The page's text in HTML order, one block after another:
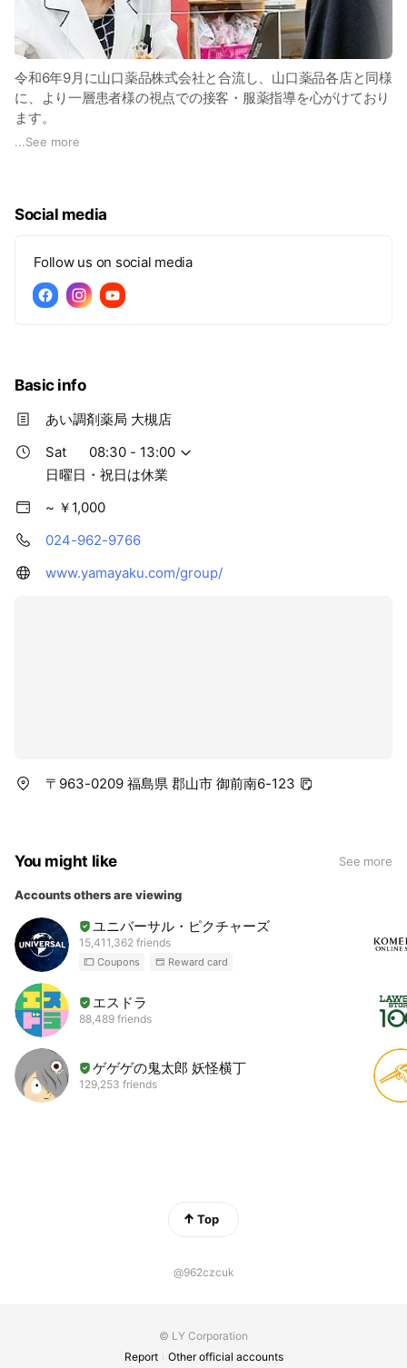
令和6年9月に山口薬品株式会社と合流し、山口薬品各店と同様
に、より一層患者様の視点での接客・服薬指導を心がけており
ます。
地域の「一番身近なかかりつけ薬局」として頼りになる薬局を
...See more
Social media
Follow us on social media
Basic info
あい調剤薬局 大槻店
Sat
08:30 - 13:00
日曜日・祝日は休業
~ ￥1,000
024-962-9766
www.yamayaku.com/group/
〒963-0209 福島県 郡山市 御前南6-123
You might like See more
Accounts others are viewing
ユニバーサル・ピクチャーズ
15,411,362 friends
Coupons Reward card
エスドラ
88,489 friends
ゲゲゲの鬼太郎 妖怪横丁
129,253 friends
Top
@962czcuk
© LY Corporation
Report
Other official accounts